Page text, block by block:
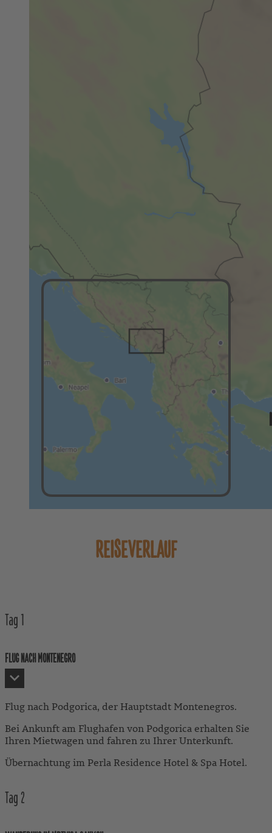
REISEVERLAUF
Tag 1
FLUG NACH MONTENEGRO
Flug nach Podgorica, der Hauptstadt Montenegros.
Bei Ankunft am Flughafen von Podgorica erhalten Sie
Ihren Mietwagen und fahren zu Ihrer Unterkunft.
Übernachtung im Perla Residence Hotel & Spa Hotel.
Tag 2